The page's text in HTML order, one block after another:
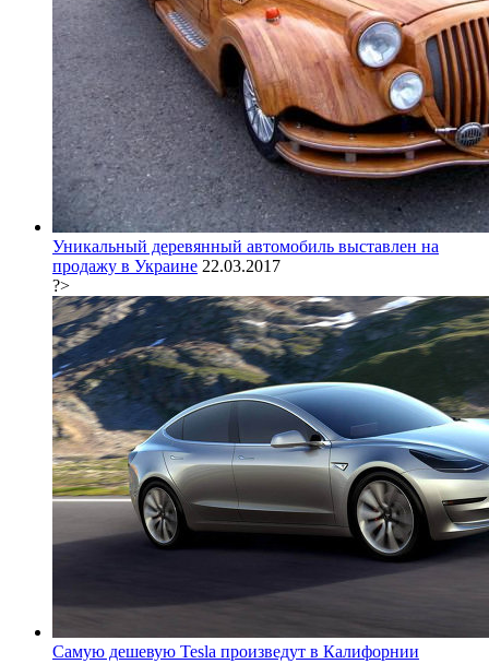
Уникальный деревянный автомобиль выставлен на
продажу в Украине 22.03.2017
?>
Самую дешевую Tesla произведут в Калифорнии